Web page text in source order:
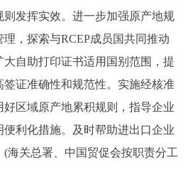
发挥实效。进一步加强原产地规
，探索与RCEP成员国共同推动
自助打印证书适用国别范围，提
证准确性和规范性。实施经核准
区域原产地累积规则，指导企业
利化措施。及时帮助进出口企业
海关总署、中国贸促会按职责分工